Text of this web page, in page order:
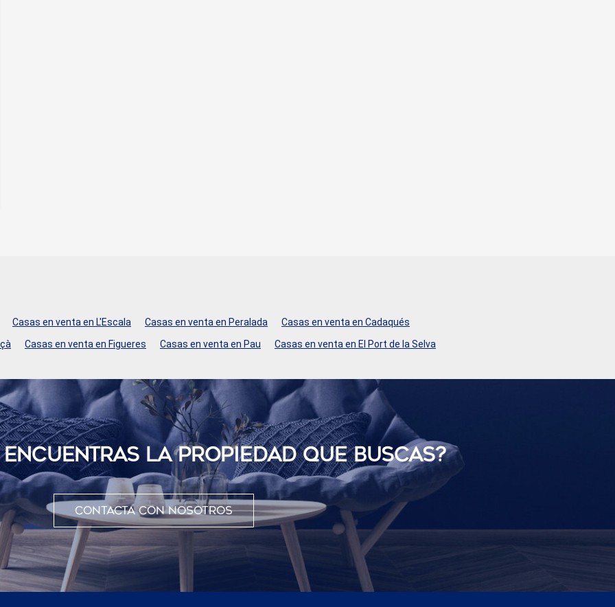
Casas en venta en L'Escala Casas en venta en Peralada
Casas en venta en Cadaqués
Casas en venta en Figueres Casas en venta en Pau Casas en venta en El Port de la Selva
LA PROPIEDAD QUE BUSCAS?
Contacta con nosotros